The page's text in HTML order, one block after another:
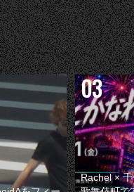
Rachel ×